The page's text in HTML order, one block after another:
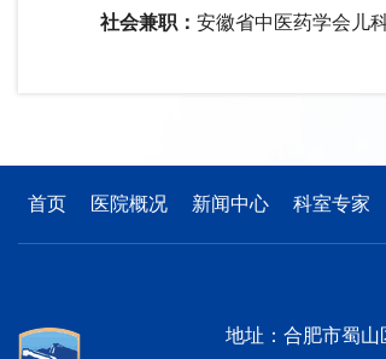
社会兼职：安徽省中医药学会儿
首页 医院概况 新闻中心 科室专家
地址：合肥市蜀山